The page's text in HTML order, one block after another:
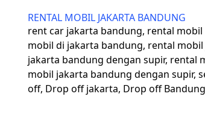
RENTAL MOBIL JAKARTA BANDUNG
rent car jakarta bandung, rental
mobil di jakarta bandung, rental
jakarta bandung dengan supir, rental
mobil jakarta bandung dengan supir,
off, Drop off jakarta, Drop off